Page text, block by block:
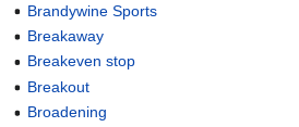
Brandywine Sports
Breakaway
Breakeven stop
Breakout
Broadening